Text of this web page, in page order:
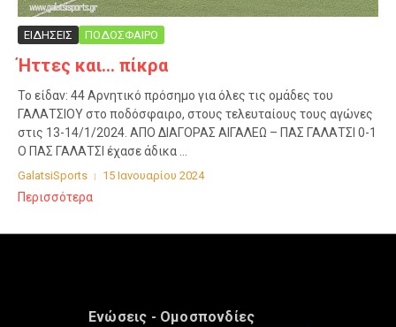
ΕΙΔΗΣΕΙΣ ΠΟΔΟΣΦΑΙΡΟ
Ήττες και… πίκρα
Το είδαν: 44 Αρνητικό πρόσημο για όλες τις ομάδες του
ΓΑΛΑΤΣΙΟΥ στο ποδόσφαιρο, στους τελευταίους τους αγώνες
στις 13-14/1/2024. ΑΠΟ ΔΙΑΓΟΡΑΣ ΑΙΓΑΛΕΩ – ΠΑΣ ΓΑΛΑΤΣΙ 0-1
Ο ΠΑΣ ΓΑΛΑΤΣΙ έχασε άδικα ...
GalatsiSports 15 Ιανουαρίου 2024
Περισσότερα
Ενώσεις - Ομοσπονδίες